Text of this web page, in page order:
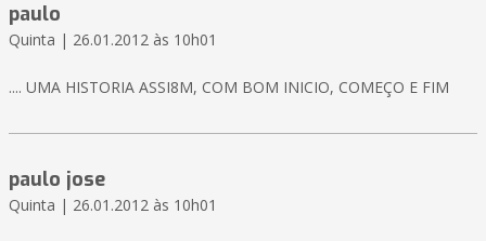
paulo
Quinta | 26.01.2012 às 10h01
.... UMA HISTORIA ASSI8M, COM BOM INICIO, COMEÇO E FIM
paulo jose
Quinta | 26.01.2012 às 10h01